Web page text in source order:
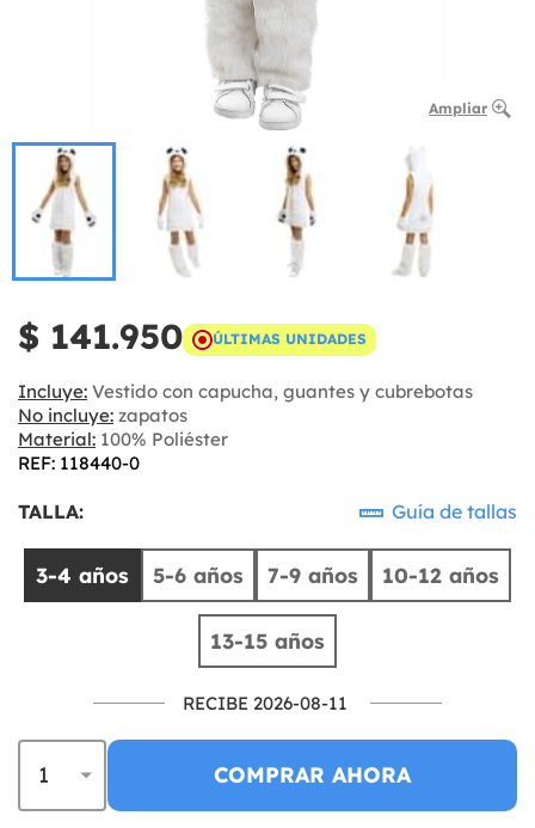
Ampliar
$ 141.950 ÚLTIMAS UNIDADES
Incluye: Vestido con capucha, guantes y cubrebotas
No incluye: zapatos
Material: 100% Poliéster
REF: 118440-0
TALLA: Guía de tallas
3-4 años 5-6 años 7-9 años 10-12 años
13-15 años
RECIBE 2026-08-11
COMPRAR AHORA